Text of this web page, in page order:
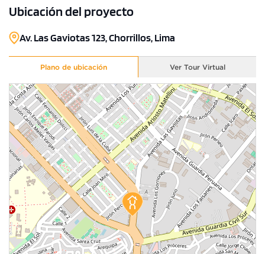
Ubicación del proyecto
Av. Las Gaviotas 123, Chorrillos, Lima
Plano de ubicación Ver Tour Virtual